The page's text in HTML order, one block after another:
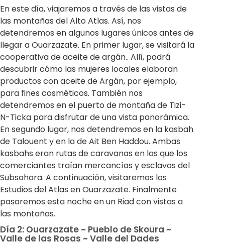
En este día, viajaremos a través de las vistas de
las montañas del Alto Atlas. Así, nos
detendremos en algunos lugares únicos antes de
llegar a Ouarzazate. En primer lugar, se visitará la
cooperativa de aceite de argán.. Allí, podrá
descubrir cómo las mujeres locales elaboran
productos con aceite de Argán, por ejemplo,
para fines cosméticos. También nos
detendremos en el puerto de montaña de Tizi-
N-Ticka para disfrutar de una vista panorámica.
En segundo lugar, nos detendremos en la kasbah
de Talouent y en la de Ait Ben Haddou. Ambas
kasbahs eran rutas de caravanas en las que los
comerciantes traían mercancías y esclavos del
Subsahara. A continuación, visitaremos los
Estudios del Atlas en Ouarzazate. Finalmente
pasaremos esta noche en un Riad con vistas a
las montañas.
Día 2: Ouarzazate ~ Pueblo de Skoura ~
Valle de las Rosas ~ Valle del Dades